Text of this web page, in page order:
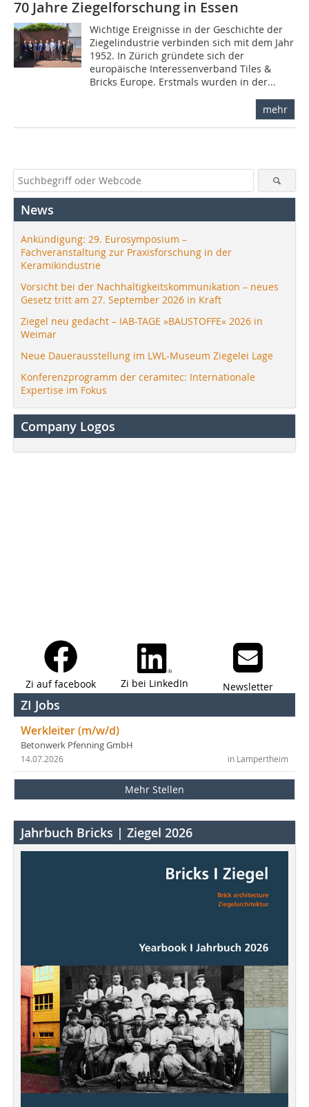
70 Jahre Ziegelforschung in Essen
Wichtige Ereignisse in der Geschichte der
Ziegelindustrie verbinden sich mit dem Jahr
1952. In Zürich gründete sich der
europäische Interessenverband Tiles &
Bricks Europe. Erstmals wurden in der...
mehr
News
Ankündigung: 29. Eurosymposium –
Fachveranstaltung zur Praxisforschung in der
Keramikindustrie
Vorsicht bei der Nachhaltigkeitskommunikation – neues
Gesetz tritt am 27. September 2026 in Kraft
Ziegel neu gedacht – IAB-TAGE »BAUSTOFFE« 2026 in
Weimar
Neue Dauerausstellung im LWL-Museum Ziegelei Lage
Konferenzprogramm der ceramitec: Internationale
Expertise im Fokus
Company Logos
Zi auf facebook Zi bei LinkedIn Newsletter
ZI Jobs
Werkleiter (m/w/d)
Betonwerk Pfenning GmbH
in Lampertheim
14.07.2026
Mehr Stellen
Jahrbuch Bricks | Ziegel 2026